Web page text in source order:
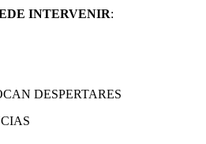
INTERVENIR:
DESPERTARES